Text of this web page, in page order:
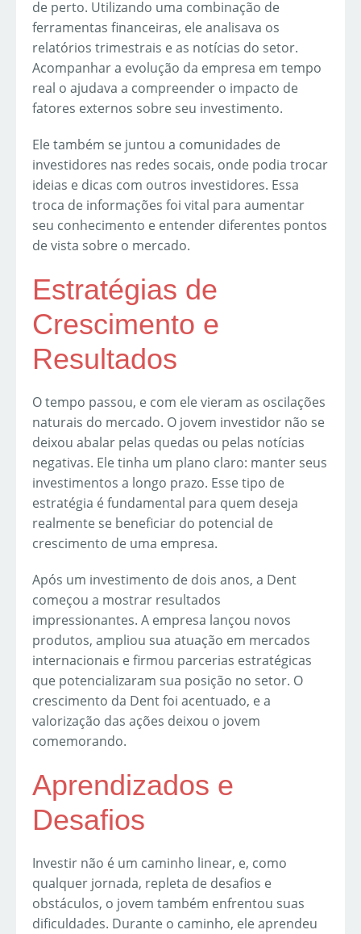
de perto. Utilizando uma combinação de
ferramentas financeiras, ele analisava os
relatórios trimestrais e as notícias do setor.
Acompanhar a evolução da empresa em tempo
real o ajudava a compreender o impacto de
fatores externos sobre seu investimento.
Ele também se juntou a comunidades de
investidores nas redes socais, onde podia trocar
ideias e dicas com outros investidores. Essa
troca de informações foi vital para aumentar
seu conhecimento e entender diferentes pontos
de vista sobre o mercado.
Estratégias de
Crescimento e
Resultados
O tempo passou, e com ele vieram as oscilações
naturais do mercado. O jovem investidor não se
deixou abalar pelas quedas ou pelas notícias
negativas. Ele tinha um plano claro: manter seus
investimentos a longo prazo. Esse tipo de
estratégia é fundamental para quem deseja
realmente se beneficiar do potencial de
crescimento de uma empresa.
Após um investimento de dois anos, a Dent
começou a mostrar resultados
impressionantes. A empresa lançou novos
produtos, ampliou sua atuação em mercados
internacionais e firmou parcerias estratégicas
que potencializaram sua posição no setor. O
crescimento da Dent foi acentuado, e a
valorização das ações deixou o jovem
comemorando.
Aprendizados e
Desafios
Investir não é um caminho linear, e, como
qualquer jornada, repleta de desafios e
obstáculos, o jovem também enfrentou suas
dificuldades. Durante o caminho, ele aprendeu